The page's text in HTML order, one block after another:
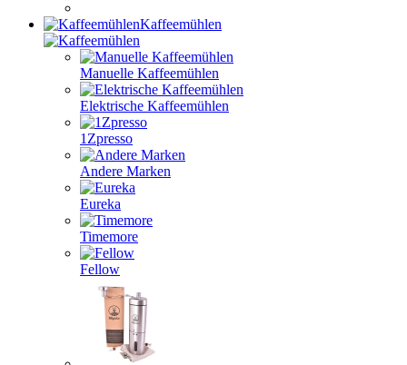
Kaffeemühlen
Manuelle Kaffeemühlen
Elektrische Kaffeemühlen
1Zpresso
Andere Marken
Eureka
Timemore
Fellow